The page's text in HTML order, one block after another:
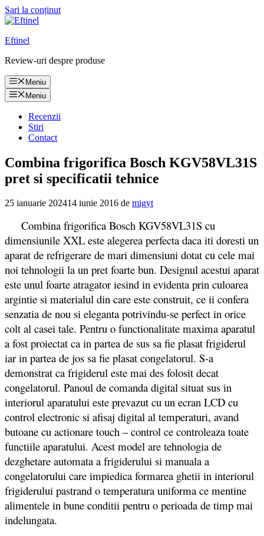
Sari la conținut
Eftinel
Review-uri despre produse
Meniu
Meniu
Recenzii
Stiri
Contact
Combina frigorifica Bosch KGV58VL31S
pret si specificatii tehnice
25 ianuarie 202414 iunie 2016 de migyt
Combina frigorifica Bosch KGV58VL31S cu
dimensiunile XXL este alegerea perfecta daca iti doresti un
aparat de refrigerare de mari dimensiuni dotat cu cele mai
noi tehnologii la un pret foarte bun. Designul acestui aparat
este unul foarte atragator iesind in evidenta prin culoarea
argintie si materialul din care este construit, ce ii confera
senzatia de nou si eleganta potrivindu-se perfect in orice
colt al casei tale. Pentru o functionalitate maxima aparatul
a fost proiectat ca in partea de sus sa fie plasat frigiderul
iar in partea de jos sa fie plasat congelatorul. S-a
demonstrat ca frigiderul este mai des folosit decat
congelatorul. Panoul de comanda digital situat sus in
interiorul aparatului este prevazut cu un ecran LCD cu
control electronic si afisaj digital al temperaturi, avand
butoane cu actionare touch – control ce controleaza toate
functiile aparatului. Acest model are tehnologia de
dezghetare automata a frigiderului si manuala a
congelatorului care impiedica formarea ghetii in interiorul
frigiderului pastrand o temperatura uniforma ce mentine
alimentele in bune conditii pentru o perioada de timp mai
indelungata.